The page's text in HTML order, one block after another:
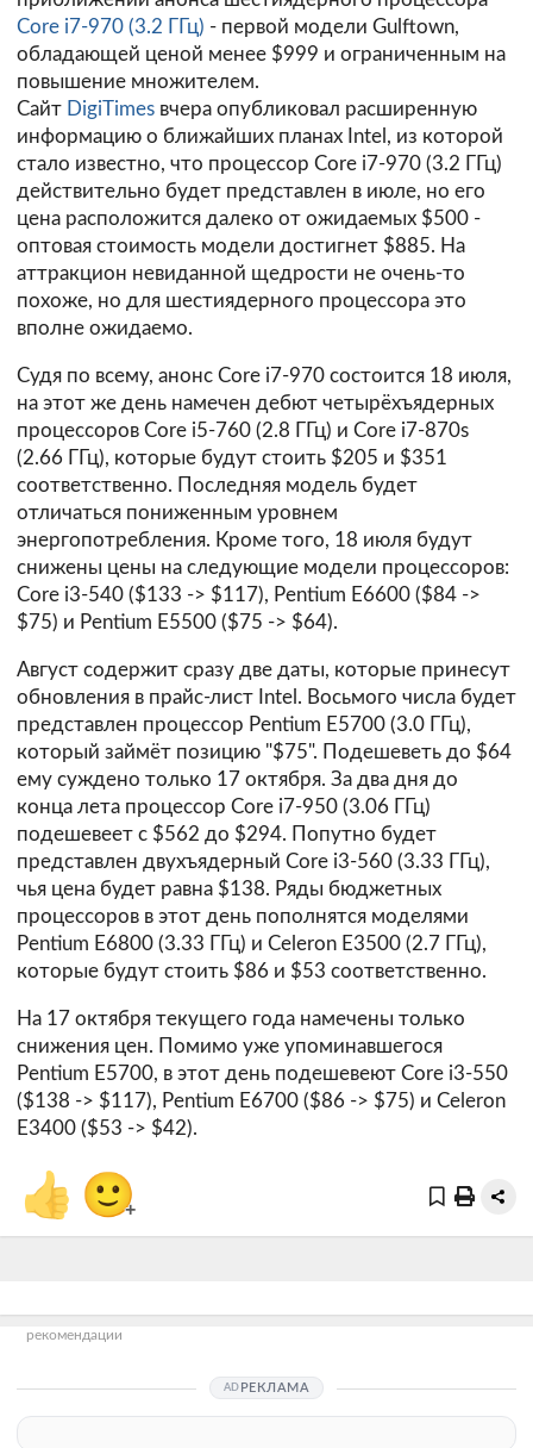
Core i7-970 (3.2 ГГц) - первой модели Gulftown,
обладающей ценой менее $999 и ограниченным на
повышение множителем.
Сайт DigiTimes вчера опубликовал расширенную
информацию о ближайших планах Intel, из которой
стало известно, что процессор Core i7-970 (3.2 ГГц)
действительно будет представлен в июле, но его
цена расположится далеко от ожидаемых $500 -
оптовая стоимость модели достигнет $885. На
аттракцион невиданной щедрости не очень-то
похоже, но для шестиядерного процессора это
вполне ожидаемо.
Судя по всему, анонс Core i7-970 состоится 18 июля,
на этот же день намечен дебют четырёхъядерных
процессоров Core i5-760 (2.8 ГГц) и Core i7-870s
(2.66 ГГц), которые будут стоить $205 и $351
соответственно. Последняя модель будет
отличаться пониженным уровнем
энергопотребления. Кроме того, 18 июля будут
снижены цены на следующие модели процессоров:
Core i3-540 ($133 -> $117), Pentium E6600 ($84 ->
$75) и Pentium E5500 ($75 -> $64).
Август содержит сразу две даты, которые принесут
обновления в прайс-лист Intel. Восьмого числа будет
представлен процессор Pentium E5700 (3.0 ГГц),
который займёт позицию "$75". Подешеветь до $64
ему суждено только 17 октября. За два дня до
конца лета процессор Core i7-950 (3.06 ГГц)
подешевеет с $562 до $294. Попутно будет
представлен двухъядерный Core i3-560 (3.33 ГГц),
чья цена будет равна $138. Ряды бюджетных
процессоров в этот день пополнятся моделями
Pentium E6800 (3.33 ГГц) и Celeron E3500 (2.7 ГГц),
которые будут стоить $86 и $53 соответственно.
На 17 октября текущего года намечены только
снижения цен. Помимо уже упоминавшегося
Pentium E5700, в этот день подешевеют Core i3-550
($138 -> $117), Pentium E6700 ($86 -> $75) и Celeron
E3400 ($53 -> $42).
👍 🙂+
рекомендации
РЕКЛАМА